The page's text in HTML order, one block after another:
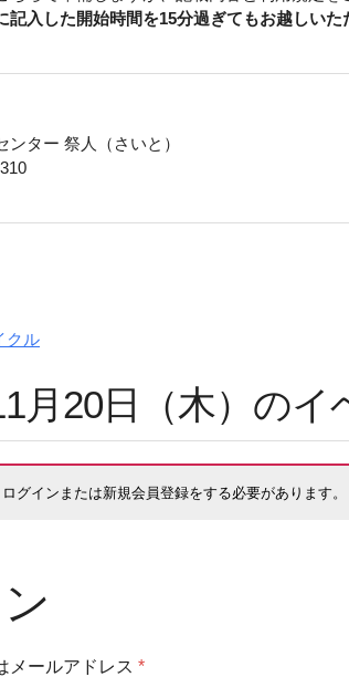
記入した開始時間を15分過ぎてもお越しい
ター 祭人（さいと）
クル
月20日（木）の
グインまたは新規会員登録をする必要があります。
メールアドレス *